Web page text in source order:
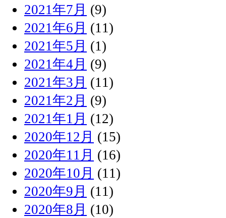
2021年7月 (9)
2021年6月 (11)
2021年5月 (1)
2021年4月 (9)
2021年3月 (11)
2021年2月 (9)
2021年1月 (12)
2020年12月 (15)
2020年11月 (16)
2020年10月 (11)
2020年9月 (11)
2020年8月 (10)